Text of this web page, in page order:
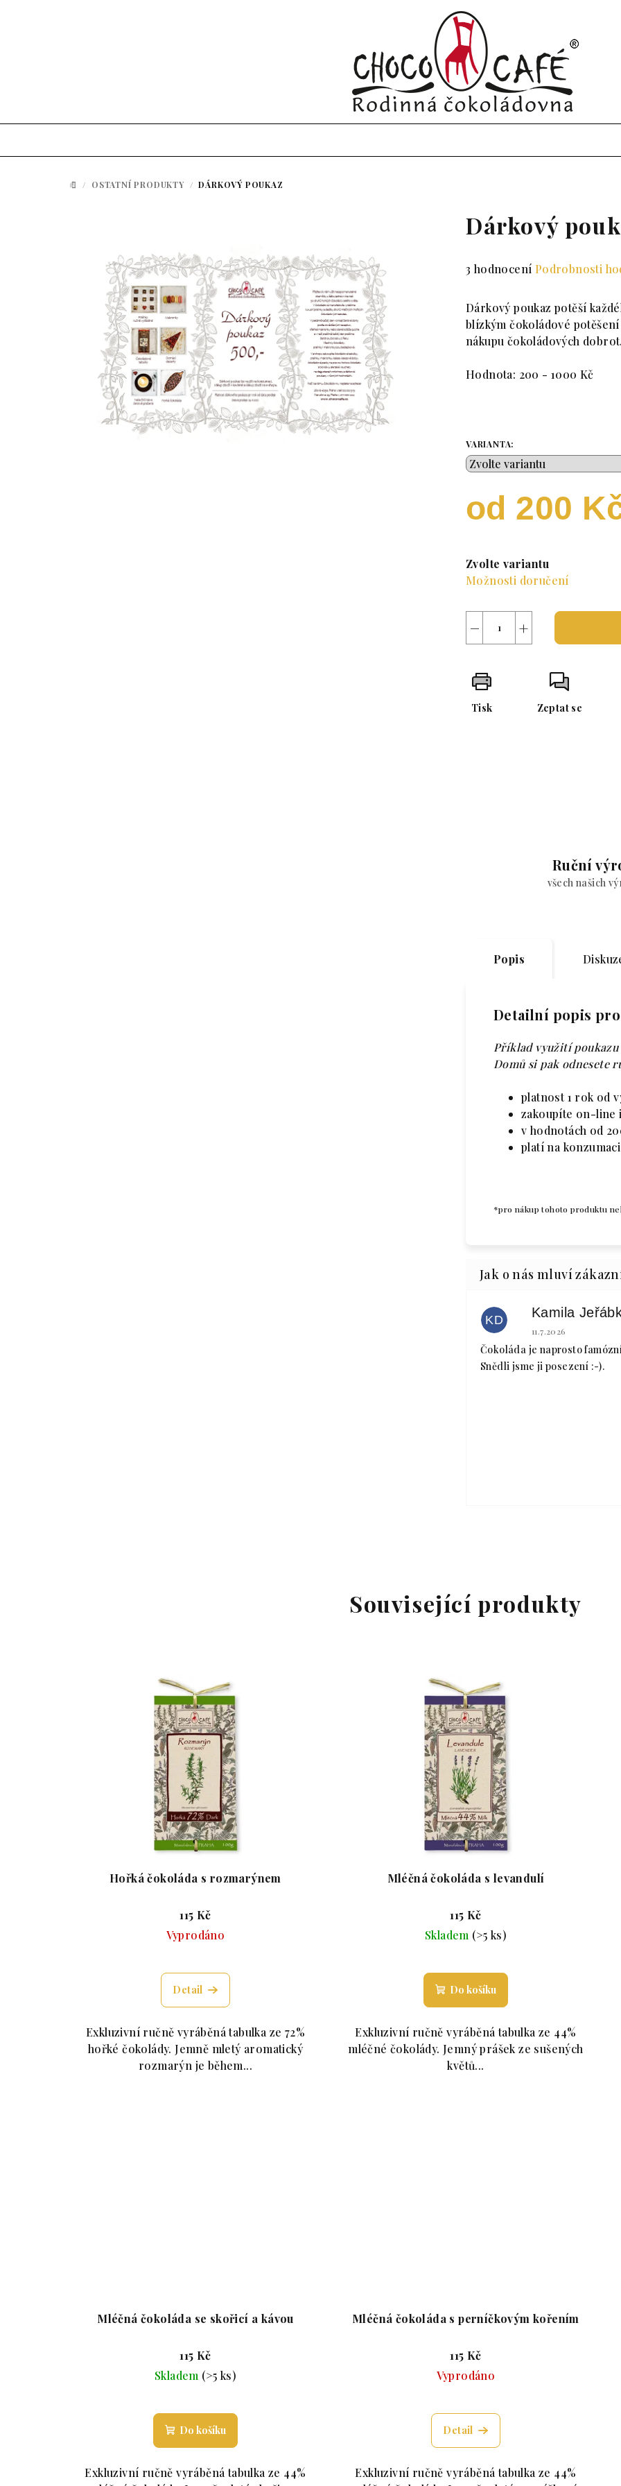
DOMŮ
/ OSTATNÍ PRODUKTY / DÁRKOVÝ POUKAZ
Dárkový
Průměrné hodnocení
3 hodnocení Podrobnosti
Dárkový poukaz potěší
blízkým čokoládové
nákupu čokoládových dobrot.
Hodnota: 200 - 1000 Kč
VARIANTA:
od 200
Zvolte variantu
Možnosti doručení
+
−
Tisk Zeptat se
Ruční
všech našich
Popis
Detailní popis
Příklad využití poukazu
Domů si pak odnesete
platnost 1 rok od
zakoupíte on-line
v hodnotách od
platí na
*pro nákup tohoto produktu
KD
Hodnocení
11.7.2026
Čokoláda je naprosto
Snědli jsme ji posezení :-).
Související produkty
Hořká čokoláda s rozmarýnem
115 Kč
Vyprodáno
Detail
Exkluzivní ručně vyráběná tabulka ze 72%
hořké čokolády. Jemně mletý aromatický
rozmarýn je během...
Mléčná čokoláda s levandulí
115 Kč
Skladem (>5 ks)
Do košíku
Exkluzivní ručně vyráběná tabulka ze 44%
mléčné čokolády. Jemný prášek ze sušených
květů...
Mléčná čokoláda se skořicí a kávou
115 Kč
Skladem (>5 ks)
Do košíku
Exkluzivní ručně vyráběná tabulka ze 44%
Mléčná čokoláda s perníčkovým kořením
115 Kč
Vyprodáno
Detail
Exkluzivní ručně vyráběná tabulka ze 44%